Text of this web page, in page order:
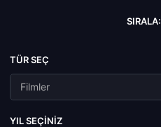
SIRALA:
TÜR SEÇ
Filmler
YIL SEÇINIZ